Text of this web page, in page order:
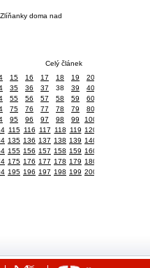
doma nad
Celý článek
15 16 17 18 19
20
35 36 37 38 39
40
55 56 57 58 59
60
75 76 77 78 79
80
95 96 97 98 99
100
115 116 117 118 119 120
135 136 137 138 139 140
155 156 157 158 159 160
175 176 177 178 179 180
195 196 197 198 199 200